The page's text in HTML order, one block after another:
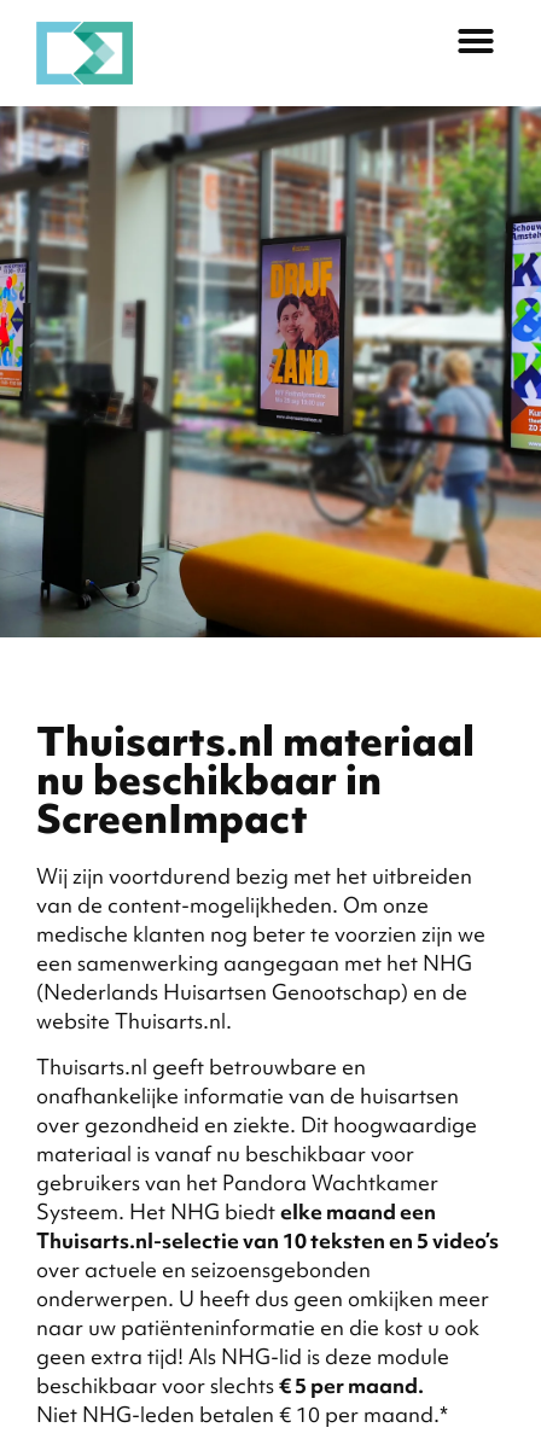
Thuisarts.nl materiaal
nu beschikbaar in
ScreenImpact
Wij zijn voortdurend bezig met het uitbreiden
van de content-mogelijkheden. Om onze
medische klanten nog beter te voorzien zijn we
een samenwerking aangegaan met het NHG
(Nederlands Huisartsen Genootschap) en de
website Thuisarts.nl.
Thuisarts.nl geeft betrouwbare en
onafhankelijke informatie van de huisartsen
over gezondheid en ziekte. Dit hoogwaardige
materiaal is vanaf nu beschikbaar voor
gebruikers van het Pandora Wachtkamer
Systeem. Het NHG biedtelke maand een
Thuisarts.nl-selectie van 10 teksten en 5 video’s
over actuele en seizoensgebonden
onderwerpen. U heeft dus geen omkijken meer
naar uw patiënteninformatie en die kost u ook
geen extra tijd! Als NHG-lid is deze module
beschikbaar voor slechts€ 5 per maand.
Niet NHG-leden betalen € 10 per maand.*